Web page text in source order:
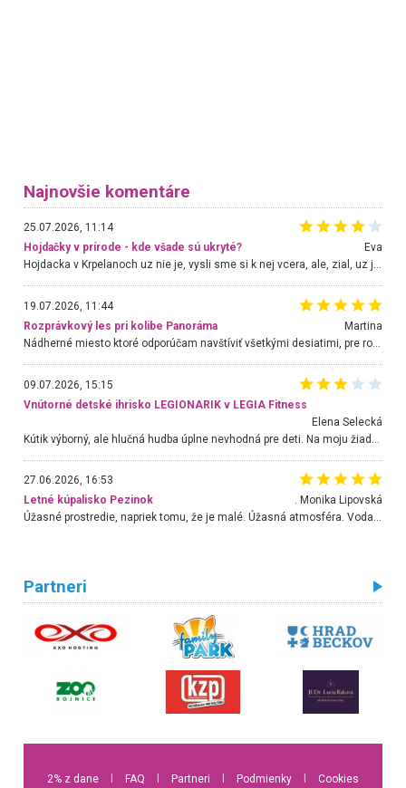
Najnovšie komentáre
25.07.2026, 11:14
Hojdačky v prírode - kde všade sú ukryté?
Eva
Hojdacka v Krpelanoch uz nie je, vysli sme si k nej vcera, ale, zial, uz je znicena. Ak sem planujete cestu len kvoli hojdacke, mozete si ju usetrit. Krasny vyhlad je tu vsak aj bez hojdacky :-)
19.07.2026, 11:44
Rozprávkový les pri kolibe Panoráma
Martina
Nádherné miesto ktoré odporúčam navštíviť všetkými desiatimi, pre rodiny s deťmi, dôchodcom... Proste a jednoducho ozaj rozprávkový les.. určite ešte prídeme. Odniesli sme si na pamiatku krásne tričká,
09.07.2026, 15:15
Vnútorné detské ihrisko LEGIONARIK v LEGIA Fitness
Elena Selecká
27.06.2026, 16:53
Letné kúpalisko Pezinok
. Monika Lipovská
Úžasné prostredie, napriek tomu, že je malé. Úžasná atmosféra. Voda fantastická a nádherná. Ľudí je pomerne veľa, ale su mili a ohľaduplní. Je veľmi zaujímavé sledovať, ako dokážu spolu športovať cudzí ľudia a bez ohľadu na vek. Vládne tu pohoda. Vnuka neviem dostať z vody. Ďakujem za krásny deň . Urcite sa sem vrátim. Jediný problém je s parkovaním, ale aj ten sa mi podarilo vyriešiť. Monika Bratislava
Partneri
2% z dane FAQ Partneri Podmienky Cookies